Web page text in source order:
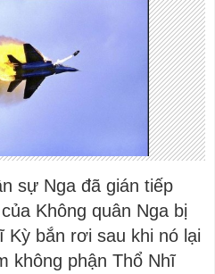
sự Nga đã gián tiếp
Không quân Nga bị
Kỳ bắn rơi sau khi nó lại
không phận Thổ Nhĩ